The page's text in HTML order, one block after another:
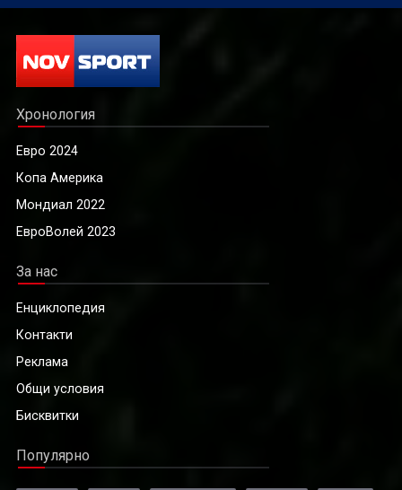
Хронология
Евро 2024
Копа Америка
Мондиал 2022
ЕвроВолей 2023
За нас
Енциклопедия
Контакти
Реклама
Общи условия
Бисквитки
Популярно